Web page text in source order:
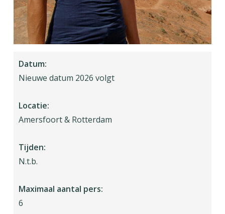
Datum:
Nieuwe datum 2026 volgt
Locatie:
Amersfoort & Rotterdam
Tijden:
N.t.b.
Maximaal aantal pers:
6